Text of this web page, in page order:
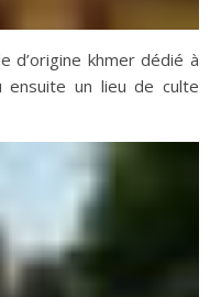
d’origine khmer dédié à
ensuite un lieu de culte